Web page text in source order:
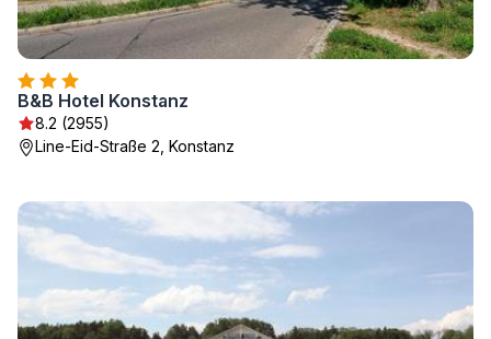
B&B Hotel Konstanz
8.2 (2955)
Line-Eid-Straße 2, Konstanz